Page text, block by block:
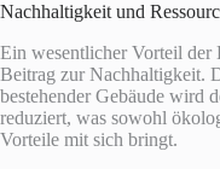
Nachhaltigkeit und
Ein wesentlicher Vorteil der
Beitrag zur Nachhaltigkeit.
bestehender Gebäude wird
reduziert, was sowohl
Vorteile mit sich bringt.